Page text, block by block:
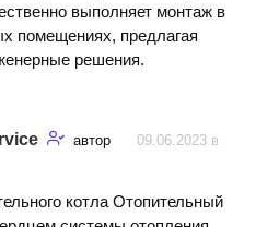
выполняет монтаж в
помещениях, предлагая
решения.
автор
09.06.2023 в
котла Отопительный